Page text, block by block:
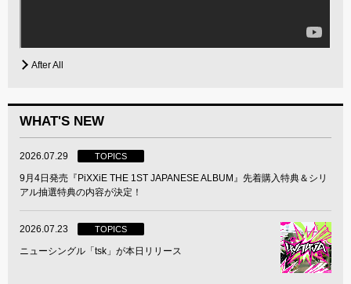
WHAT'S NEW
2026.07.29 TOPICS
9月4日発売『PiXXiE THE 1ST JAPANESE ALBUM』先着購入特典＆シリ
アル抽選特典の内容が決定！
2026.07.23 TOPICS
ニューシングル「tsk」が本日リリース
After All